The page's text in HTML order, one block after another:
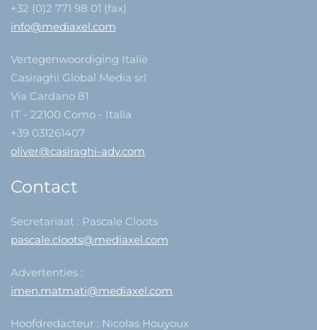
+32 (0)2 771 98 01 (fax)
info@mediaxel.com
Vertegenwoordiging Italië
Casiraghi Global Media srl
Via Cardano 81
IT - 22100 Como - Italia
+39 031261407
oliver@casiraghi-adv.com
Contact
Secretariaat : Pascale Cloots
pascale.cloots@mediaxel.com
Advertenties :
imen.matmati@mediaxel.com
Hoofdredacteur : Nicolas Houyoux